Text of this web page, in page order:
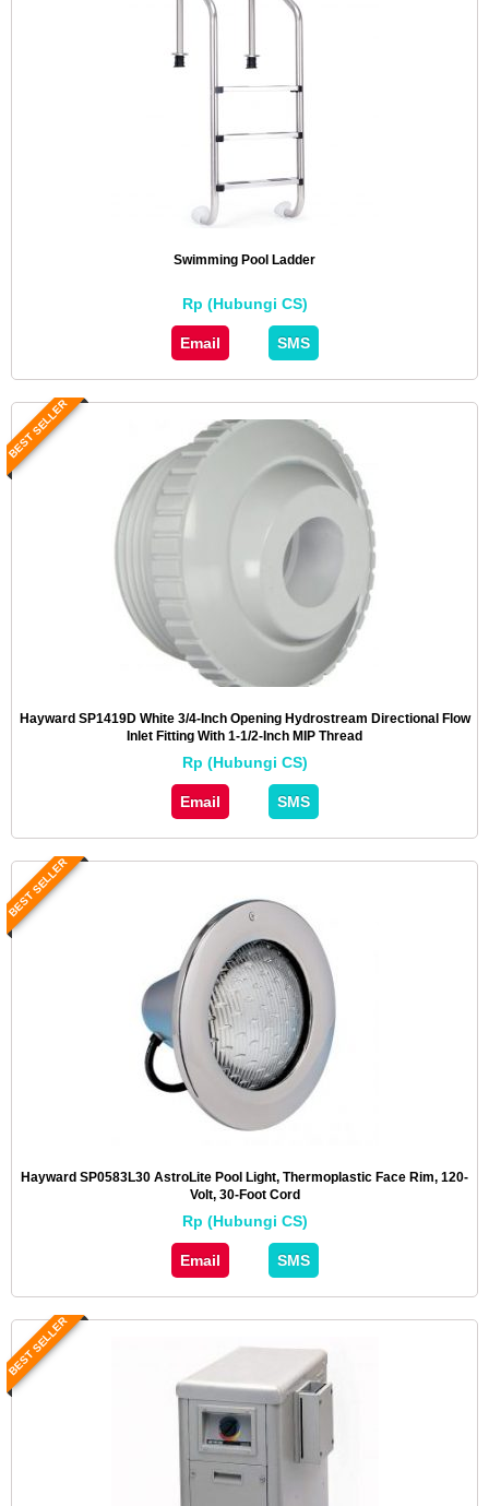
Swimming Pool Ladder
Rp (Hubungi CS)
Email SMS
BEST SELLER
Hayward SP1419D White 3/4-Inch Opening Hydrostream Directional Flow
Inlet Fitting With 1-1/2-Inch MIP Thread
Rp (Hubungi CS)
Email SMS
BEST SELLER
Hayward SP0583L30 AstroLite Pool Light, Thermoplastic Face Rim, 120-
Volt, 30-Foot Cord
Rp (Hubungi CS)
Email SMS
BEST SELLER